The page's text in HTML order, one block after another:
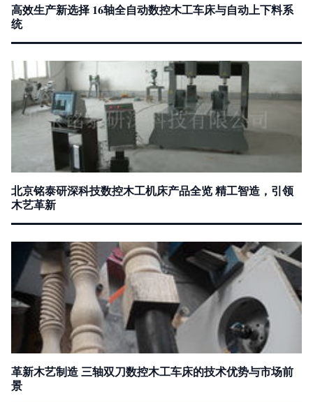
高效生产新选择 16轴全自动数控木工车床与自动上下料系
统
北京铭泰研深科技数控木工机床产品全览 精工智造，引领
木艺革新
革新木艺制造 三轴双刀数控木工车床的技术优势与市场前
景